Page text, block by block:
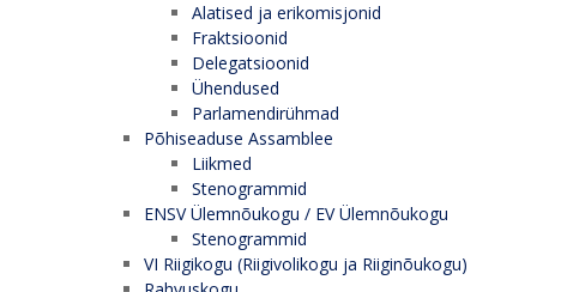
Alatised ja erikomisjonid
Fraktsioonid
Delegatsioonid
Ühendused
Parlamendirühmad
Põhiseaduse Assamblee
Liikmed
Stenogrammid
ENSV Ülemnõukogu / EV Ülemnõukogu
Stenogrammid
VI Riigikogu (Riigivolikogu ja Riiginõukogu)